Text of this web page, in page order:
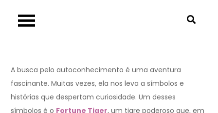
A busca pelo autoconhecimento é uma aventura
fascinante. Muitas vezes, ela nos leva a símbolos e
histórias que despertam curiosidade. Um desses
símbolos é o Fortune Tiger, um tigre poderoso que, em